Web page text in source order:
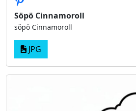
Söpö Cinnamoroll
söpö Cinnamoroll
JPG